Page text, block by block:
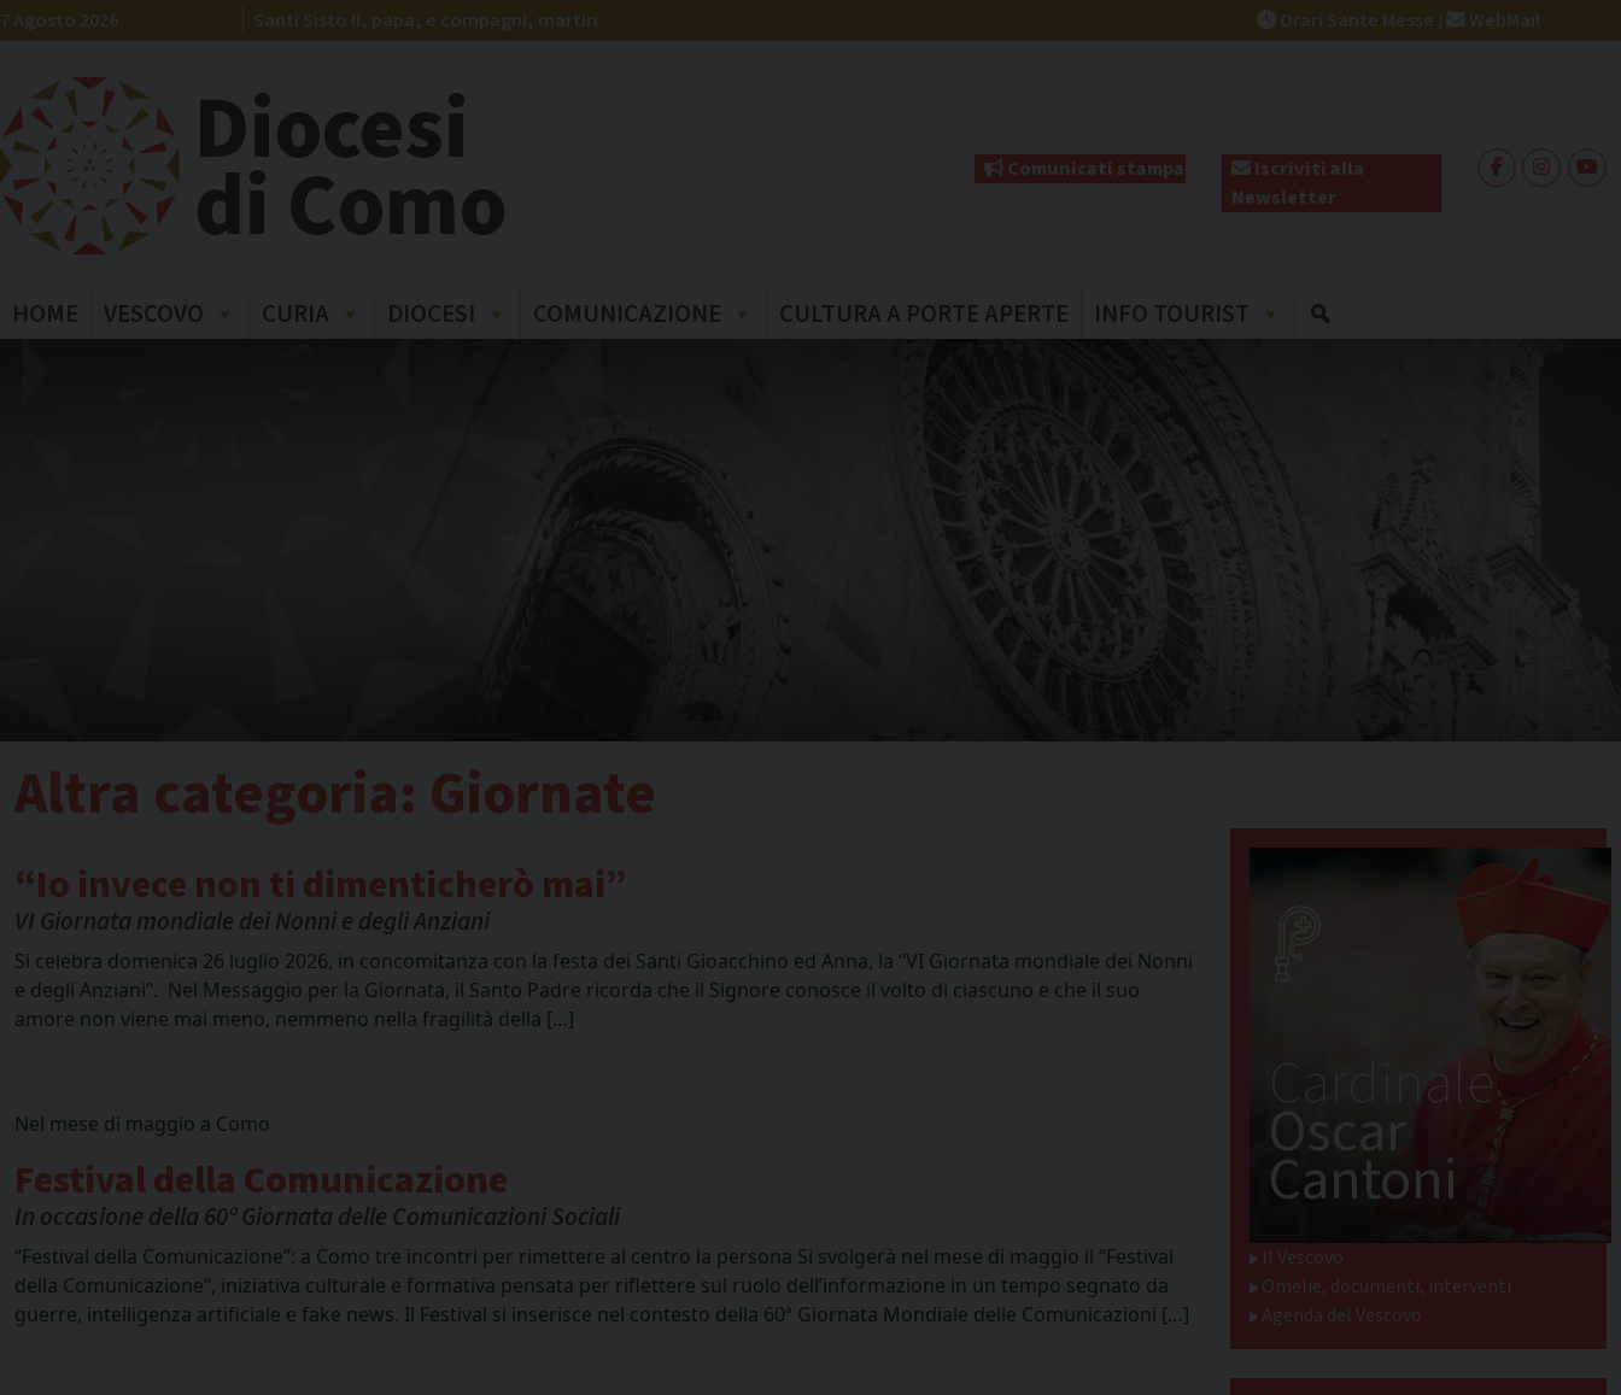
Skip
to
7 Agosto 2026 Santi Sisto II, papa, e compagni, martiri Orari Sante Messe | WebMail
Diocesi
di Como Comunicati stampa
Iscriviti alla
Newsletter
HOME VESCOVO CURIA DIOCESI COMUNICAZIONE CULTURA A PORTE APERTE INFO TOURIST
Altra categoria: Giornate
“Io invece non ti dimenticherò mai”
VI Giornata mondiale dei Nonni e degli Anziani
Si celebra domenica 26 luglio 2026, in concomitanza con la festa dei Santi Gioacchino ed Anna, la “VI Giornata mondiale dei Nonni
e degli Anziani”. Nel Messaggio per la Giornata, il Santo Padre ricorda che il Signore conosce il volto di ciascuno e che il suo
amore non viene mai meno, nemmeno nella fragilità della […]
Nel mese di maggio a Como
Festival della Comunicazione
In occasione della 60ª Giornata delle Comunicazioni Sociali
“Festival della Comunicazione”: a Como tre incontri per rimettere al centro la persona Si svolgerà nel mese di maggio il “Festival
della Comunicazione”, iniziativa culturale e formativa pensata per riflettere sul ruolo dell’informazione in un tempo segnato da
guerre, intelligenza artificiale e fake news. Il Festival si inserisce nel contesto della 60ª Giornata Mondiale delle Comunicazioni […]
Cardinale
Oscar
Cantoni
Il Vescovo
Omelie, documenti, interventi
Agenda del Vescovo